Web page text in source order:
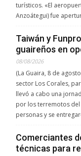
turísticos. «El
Anzoátegui) fue
Taiwán y
guaireños en
08/08/2026
(La Guaira, 8 de
sector Los Corales,
llevó a cabo una
por los terremotos
personas y se
Comerciantes
técnicas para